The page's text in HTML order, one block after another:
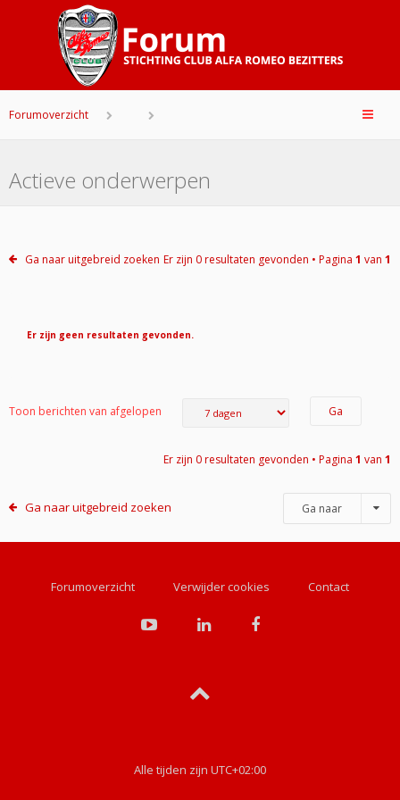
Forumoverzicht
Actieve onderwerpen
Ga naar uitgebreid zoeken Er zijn 0 resultaten gevonden • Pagina 1 van 1
Er zijn geen resultaten gevonden.
Toon berichten van afgelopen
Er zijn 0 resultaten gevonden • Pagina 1 van 1
Ga naar uitgebreid zoeken Ga naar
Forumoverzicht Verwijder cookies Contact
Alle tijden zijn UTC+02:00